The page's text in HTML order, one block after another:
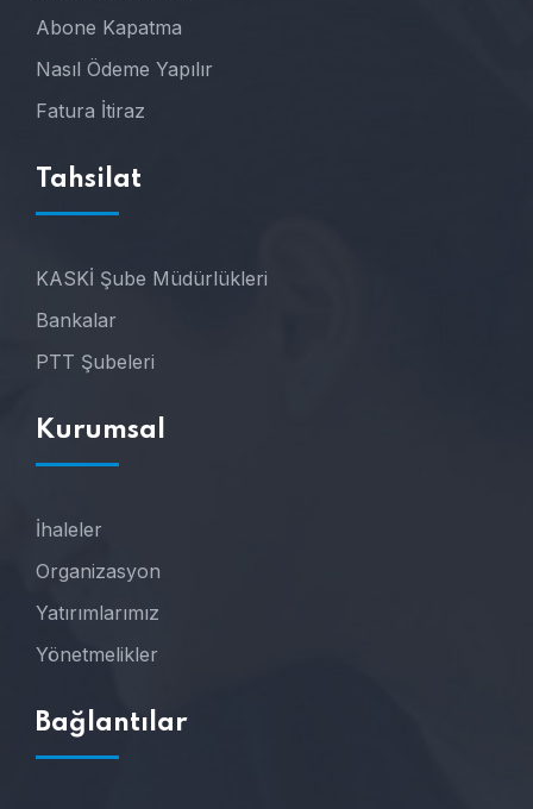
Abone Kapatma
Nasıl Ödeme Yapılır
Fatura İtiraz
Tahsilat
KASKİ Şube Müdürlükleri
Bankalar
PTT Şubeleri
Kurumsal
İhaleler
Organizasyon
Yatırımlarımız
Yönetmelikler
Bağlantılar